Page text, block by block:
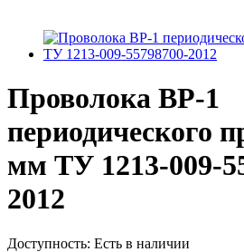
Проволока ВР-1
периодического
мм ТУ 1213-009-
2012
Доступность: Есть в наличии